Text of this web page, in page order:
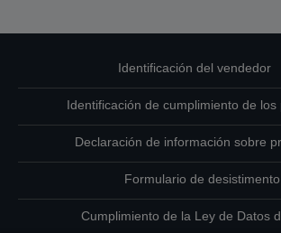
Identificación del vendedor
Identificación de cumplimiento de los
Declaración de información sobre
Formulario de desistimento
Cumplimiento de la Ley de Datos